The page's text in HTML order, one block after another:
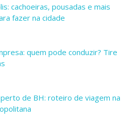
cachoeiras, pousadas e mais
fazer na cidade
quem pode conduzir? Tire
de BH: roteiro de viagem na